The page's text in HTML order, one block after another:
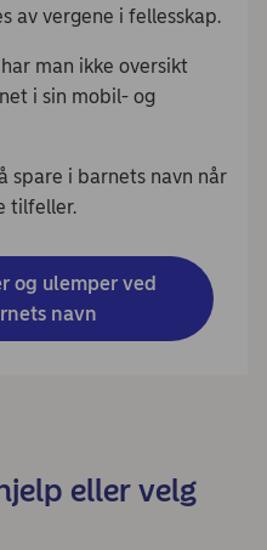
av vergene i fellesskap.
man ikke oversikt
i sin mobil- og
spare i barnets navn når
tilfeller.
og ulemper ved
navn
eller velg